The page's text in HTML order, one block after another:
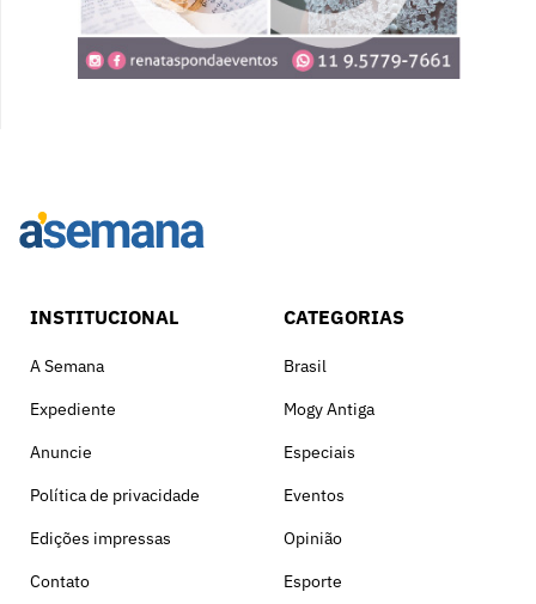
INSTITUCIONAL
A Semana
Expediente
Anuncie
Política de privacidade
Edições impressas
Contato
CATEGORIAS
Brasil
Mogy Antiga
Especiais
Eventos
Opinião
Esporte